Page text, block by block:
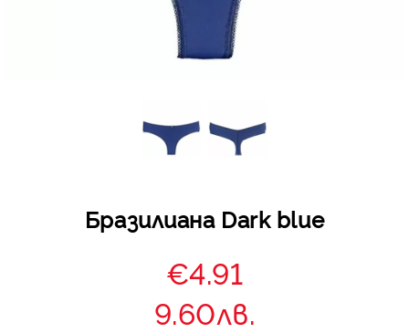
Бразилиана Dark blue
€4.91
9.60лв.